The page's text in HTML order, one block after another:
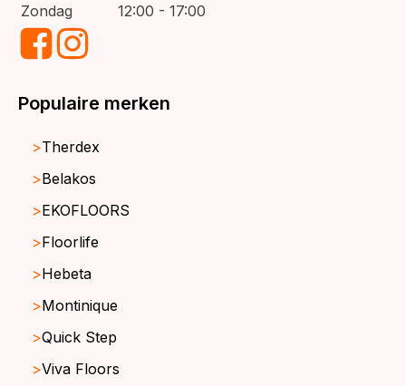
Zondag
12:00 - 17:00
Populaire merken
Therdex
Belakos
EKOFLOORS
Floorlife
Hebeta
Montinique
Quick Step
Viva Floors